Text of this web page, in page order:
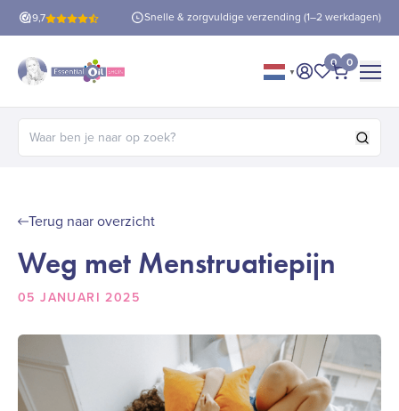
9,7
verzendingvanaf €60! Snelle & zorgvuldige verzending (1–2 werkdagen)
▼ Mijn account
Mijn
0 0
Zoeken naar:
Terug naar overzicht
Weg met Menstruatiepijn
05 JANUARI 2025